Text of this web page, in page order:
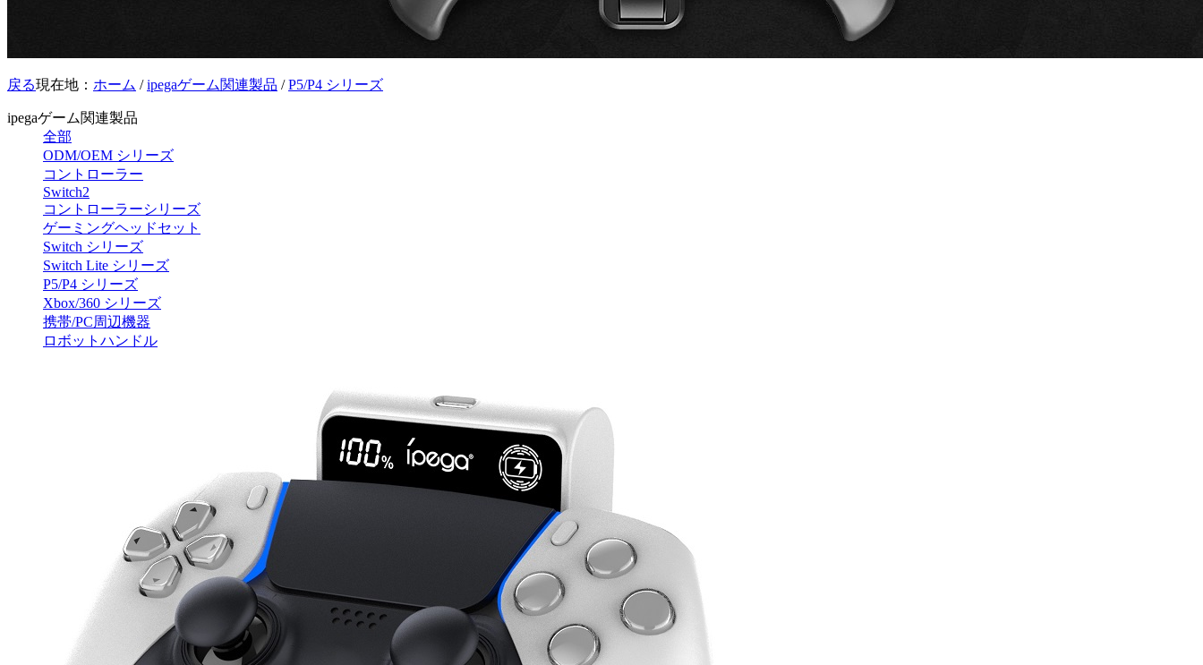
戻る現在地： ホーム /ipegaゲーム関連製品 /P5/P4 シリーズ
ipegaゲーム関連製品
全部
ODM/OEM シリーズ
コントローラー
Switch2
コントローラーシリーズ
ゲーミングヘッドセット
Switch シリーズ
Switch Lite シリーズ
P5/P4 シリーズ
Xbox/360 シリーズ
携帯/PC周辺機器
ロボットハンドル